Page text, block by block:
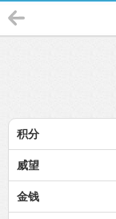
积分
威望
金钱